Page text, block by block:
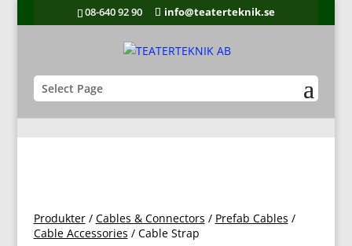
08-640 92 90 info@teaterteknik.se
Select Page
Produkter/ Cables & Connectors / Prefab Cables /
Cable Accessories / Cable Strap